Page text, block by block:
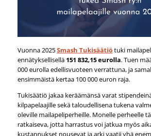
Vuonna 2025Smash Tukisäätiötuki
ennätyksellisellä 151 832,15 eurolla. Tuen
000 eurolla edellisvuoteen verrattuna, ja
ensimmäistä kertaa 100 000 euron raja.
Tukisäätiö jakaa keräämänsä varat
kilpapelaajille sekä taloudellisena tukena
oleville mailapeliperheille. Monelle perheelle
ratkaiseva, jotta harrastus voi jatkua myös
kustannukset nousevat ja arki vaatii yhä